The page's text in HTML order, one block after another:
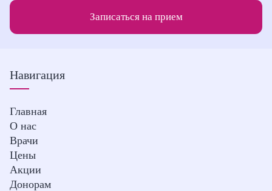
Записаться на прием
Навигация
Главная
О нас
Врачи
Цены
Акции
Донорам